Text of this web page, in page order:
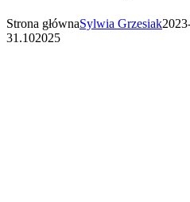
Strona głównaSylwia Grzesiak
31.102025